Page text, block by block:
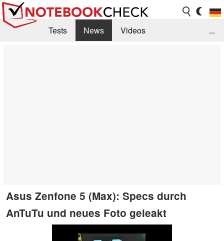
Tests News
Videos
...
Asus Zenfone 5 (Max): Specs durch
AnTuTu und neues Foto geleakt